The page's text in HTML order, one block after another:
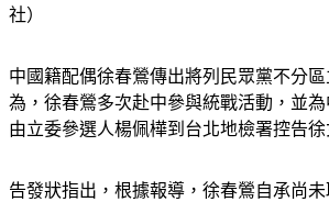
社）
中國籍配偶徐春鶯傳出將列民眾黨不分
為，徐春鶯多次赴中參與統戰活動，並
由立委參選人楊佩樺到台北地檢署控告徐
告發狀指出，根據報導，徐春鶯自承尚